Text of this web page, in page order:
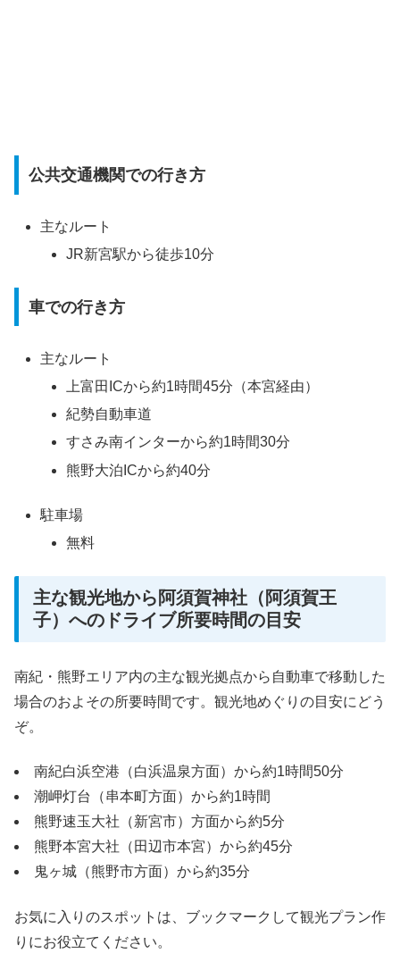
公共交通機関での行き方
主なルート
JR新宮駅から徒歩10分
車での行き方
主なルート
上富田ICから約1時間45分（本宮経由）
紀勢自動車道
すさみ南インターから約1時間30分
熊野大泊ICから約40分
駐車場
無料
主な観光地から阿須賀神社（阿須賀王
子）へのドライブ所要時間の目安
南紀・熊野エリア内の主な観光拠点から自動車で移動した
場合のおよその所要時間です。観光地めぐりの目安にどう
ぞ。
南紀白浜空港（白浜温泉方面）から約1時間50分
潮岬灯台（串本町方面）から約1時間
熊野速玉大社（新宮市）方面から約5分
熊野本宮大社（田辺市本宮）から約45分
鬼ヶ城（熊野市方面）から約35分
お気に入りのスポットは、ブックマークして観光プラン作
りにお役立てください。